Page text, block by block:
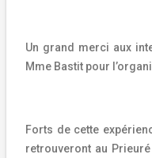
Un grand merci aux
Mme Bastit pour
Forts de cette
retrouveront au